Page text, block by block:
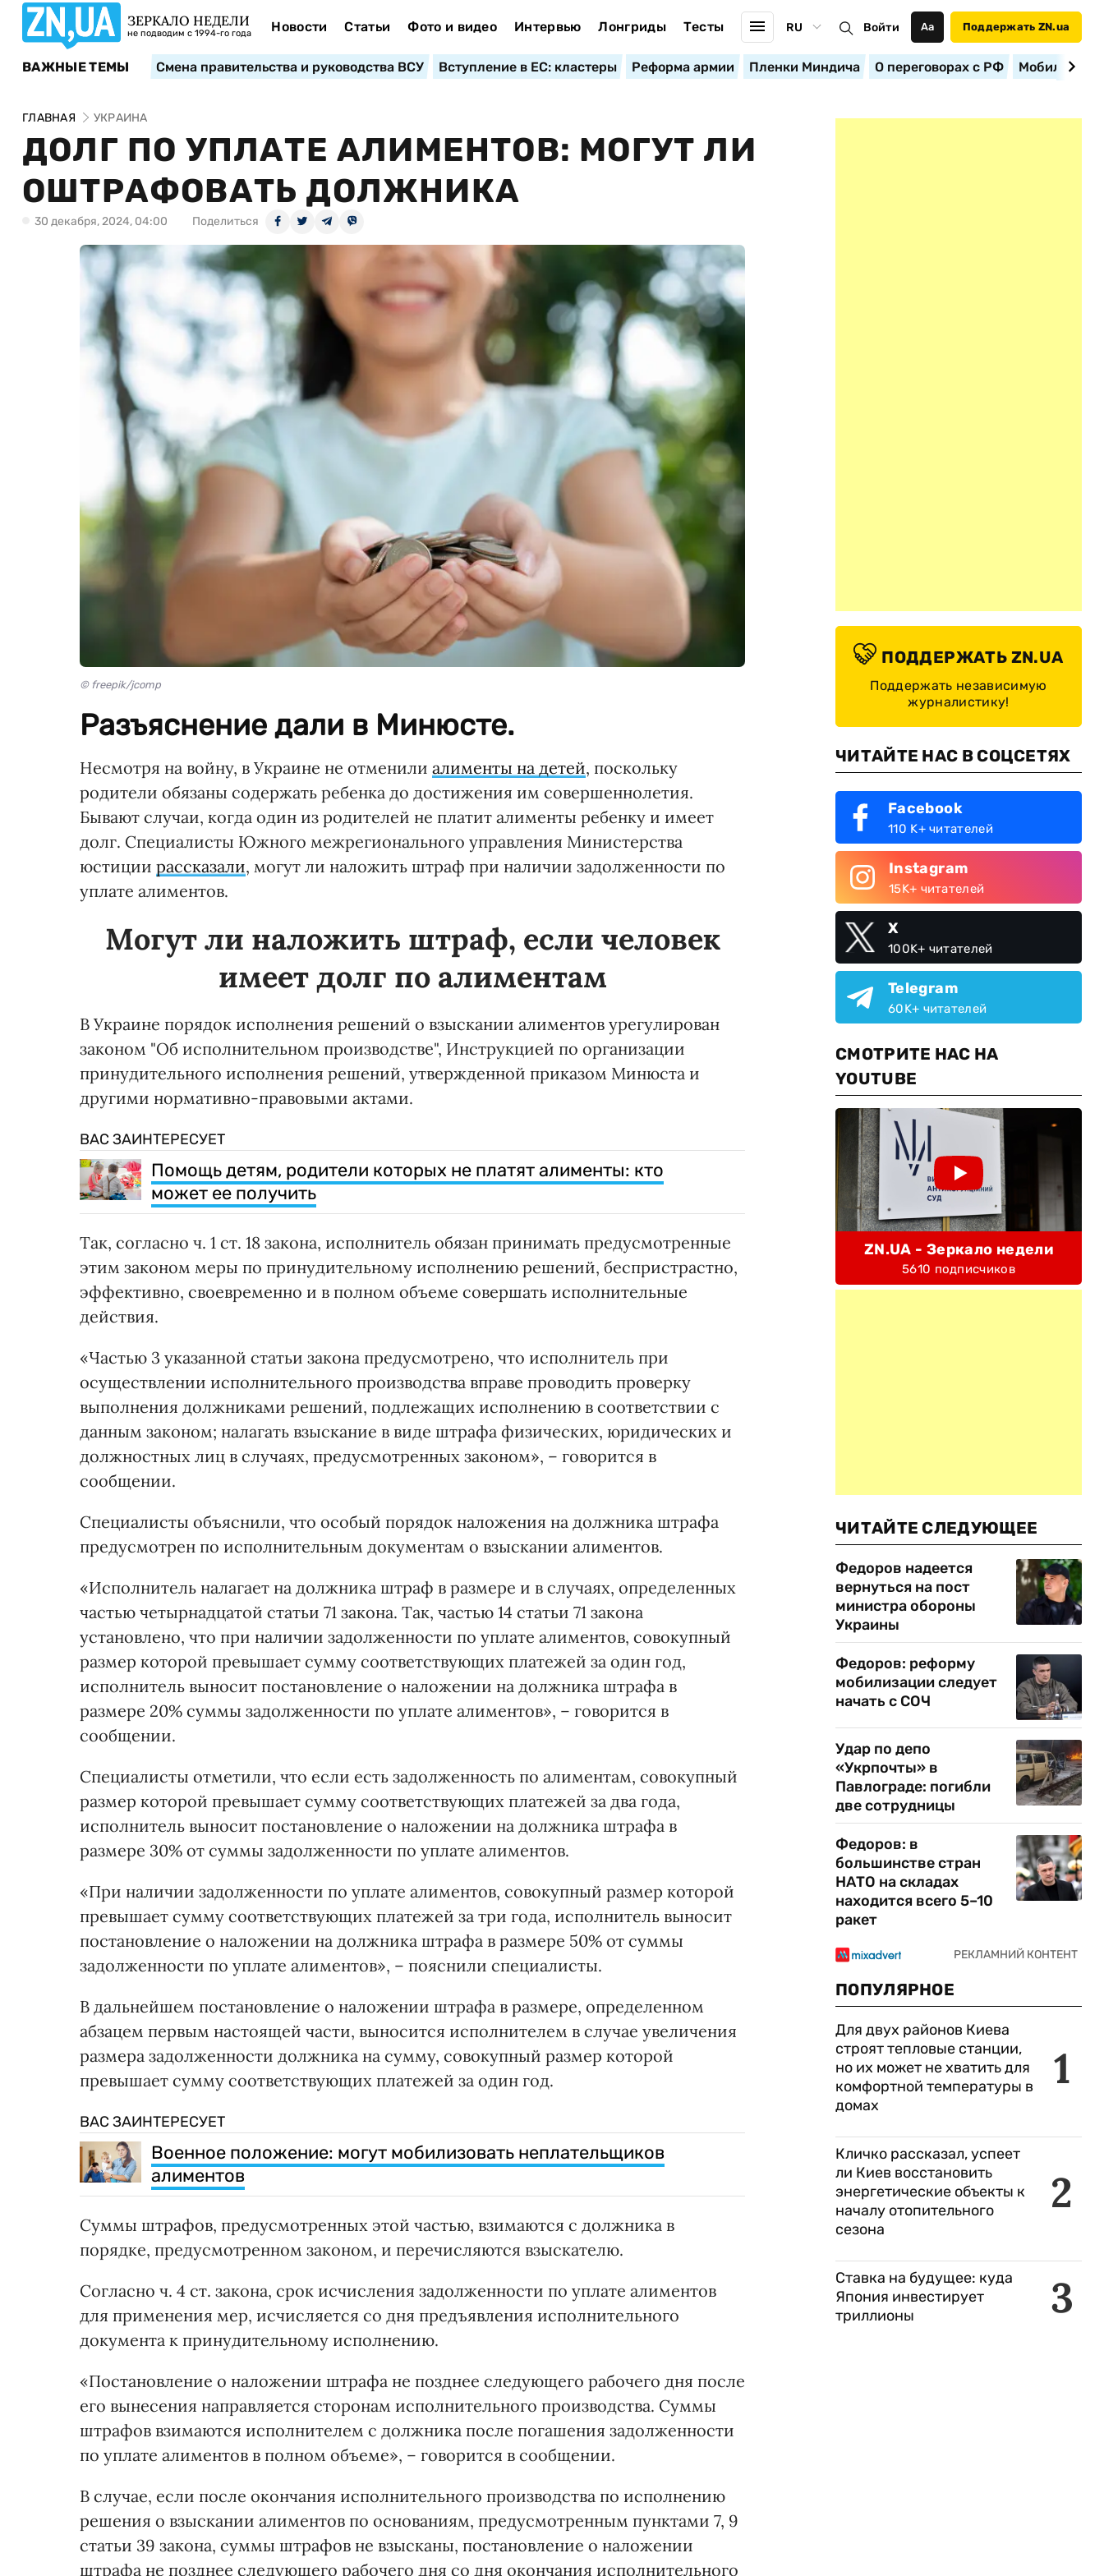
ЗЕРКАЛО НЕДЕЛИ
не подводим с 1994-го года Новости Статьи Фото и видео Интервью Лонгриды Тесты RU Войти Аа Поддержать ZN.ua
ВАЖНЫЕ ТЕМЫ Смена правительства и руководства ВСУ Вступление в ЕС: кластеры Реформа армии Пленки Миндича О переговорах с РФ
ГЛАВНАЯ УКРАИНА
ДОЛГ ПО УПЛАТЕ АЛИМЕНТОВ: МОГУТ ЛИ
ОШТРАФОВАТЬ ДОЛЖНИКА
30 декабря, 2024, 04:00 Поделиться
© freepik/jcomp
Разъяснение дали в Минюсте.
Несмотря на войну, в Украине не отменили алименты на детей, поскольку
родители обязаны содержать ребенка до достижения им совершеннолетия.
Бывают случаи, когда один из родителей не платит алименты ребенку и имеет
долг. Специалисты Южного межрегионального управления Министерства
юстиции рассказали, могут ли наложить штраф при наличии задолженности по
уплате алиментов.
Могут ли наложить штраф, если человек
имеет долг по алиментам
В Украине порядок исполнения решений о взыскании алиментов урегулирован
законом "Об исполнительном производстве", Инструкцией по организации
принудительного исполнения решений, утвержденной приказом Минюста и
другими нормативно-правовыми актами.
ВАС ЗАИНТЕРЕСУЕТ
Помощь детям, родители которых не платят алименты: кто
может ее получить
Так, согласно ч. 1 ст. 18 закона, исполнитель обязан принимать предусмотренные
этим законом меры по принудительному исполнению решений, беспристрастно,
эффективно, своевременно и в полном объеме совершать исполнительные
действия.
«Частью 3 указанной статьи закона предусмотрено, что исполнитель при
осуществлении исполнительного производства вправе проводить проверку
выполнения должниками решений, подлежащих исполнению в соответствии с
данным законом; налагать взыскание в виде штрафа физических, юридических и
должностных лиц в случаях, предусмотренных законом», – говорится в
сообщении.
Специалисты объяснили, что особый порядок наложения на должника штрафа
предусмотрен по исполнительным документам о взыскании алиментов.
«Исполнитель налагает на должника штраф в размере и в случаях, определенных
частью четырнадцатой статьи 71 закона. Так, частью 14 статьи 71 закона
установлено, что при наличии задолженности по уплате алиментов, совокупный
размер которой превышает сумму соответствующих платежей за один год,
исполнитель выносит постановление о наложении на должника штрафа в
размере 20% суммы задолженности по уплате алиментов», – говорится в
сообщении.
Специалисты отметили, что если есть задолженность по алиментам, совокупный
размер которой превышает сумму соответствующих платежей за два года,
исполнитель выносит постановление о наложении на должника штрафа в
размере 30% от суммы задолженности по уплате алиментов.
«При наличии задолженности по уплате алиментов, совокупный размер которой
превышает сумму соответствующих платежей за три года, исполнитель выносит
постановление о наложении на должника штрафа в размере 50% от суммы
задолженности по уплате алиментов», – пояснили специалисты.
В дальнейшем постановление о наложении штрафа в размере, определенном
абзацем первым настоящей части, выносится исполнителем в случае увеличения
размера задолженности должника на сумму, совокупный размер которой
превышает сумму соответствующих платежей за один год.
ВАС ЗАИНТЕРЕСУЕТ
Военное положение: могут мобилизовать неплательщиков
алиментов
Суммы штрафов, предусмотренных этой частью, взимаются с должника в
порядке, предусмотренном законом, и перечисляются взыскателю.
Согласно ч. 4 ст. закона, срок исчисления задолженности по уплате алиментов
для применения мер, исчисляется со дня предъявления исполнительного
документа к принудительному исполнению.
«Постановление о наложении штрафа не позднее следующего рабочего дня после
его вынесения направляется сторонам исполнительного производства. Суммы
штрафов взимаются исполнителем с должника после погашения задолженности
по уплате алиментов в полном объеме», – говорится в сообщении.
В случае, если после окончания исполнительного производства по исполнению
решения о взыскании алиментов по основаниям, предусмотренным пунктами 7, 9
статьи 39 закона, суммы штрафов не взысканы, постановление о наложении
штрафа не позднее следующего рабочего дня со дня окончания исполнительного
ПОДДЕРЖАТЬ ZN.UA
Поддержать независимую
журналистику!
ЧИТАЙТЕ НАС В СОЦСЕТЯХ
Facebook
110 K+ читателей
Instagram
15K+ читателей
X
100K+ читателей
Telegram
60K+ читателей
СМОТРИТЕ НАС НА
YOUTUBE
ZN.UA - Зеркало недели
5610 подписчиков
ЧИТАЙТЕ СЛЕДУЮЩЕЕ
Федоров надеется
вернуться на пост
министра обороны
Украины
Федоров: реформу
мобилизации следует
начать с СОЧ
Удар по депо
«Укрпочты» в
Павлограде: погибли
две сотрудницы
Федоров: в
большинстве стран
НАТО на складах
находится всего 5–10
ракет
ПОПУЛЯРНОЕ
1
Для двух районов Киева
строят тепловые станции,
но их может не хватить для
комфортной температуры в
домах
2
Кличко рассказал, успеет
ли Киев восстановить
энергетические объекты к
началу отопительного
сезона
3
Ставка на будущее: куда
Япония инвестирует
триллионы